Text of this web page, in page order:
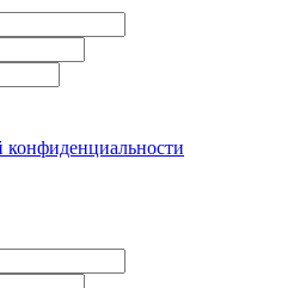
конфиденциальности